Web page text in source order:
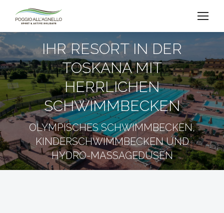
IHR RESORT IN DER
TOSKANA MIT
HERRLICHEN
SCHWIMMBECKEN
OLYMPISCHES SCHWIMMBECKEN,
KINDERSCHWIMMBECKEN UND
HYDRO-MASSAGEDÜSEN